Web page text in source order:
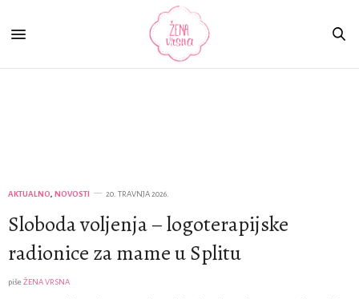
AKTUALNO, NOVOSTI 20. TRAVNJA 2026.
Sloboda voljenja – logoterapijske
radionice za mame u Splitu
piše ŽENA VRSNA